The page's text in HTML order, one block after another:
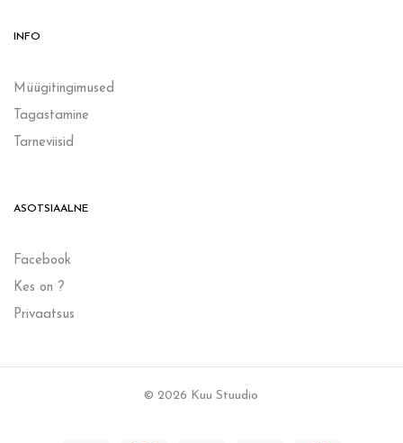
INFO
Müügitingimused
Tagastamine
Tarneviisid
ASOTSIAALNE
Facebook
Kes on ?
Privaatsus
© 2026 Kuu Stuudio